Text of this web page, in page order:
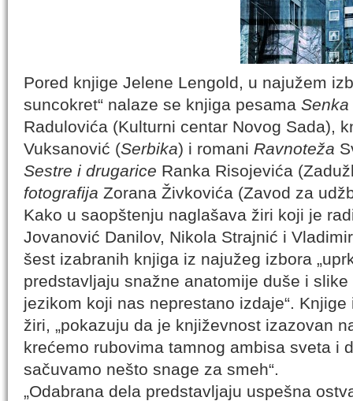
Pored knjige Jelene Lengold, u najužem
suncokret“ nalaze se knjiga pesama
Radulovića (Kulturni centar Novog Sada),
Vuksanović (Serbika) i romani Ravnoteža
Sestre i drugarice Ranka Risojevića
fotografija Zorana Živkovića (Zavod za
Kako u saopštenju naglašava žiri koji je
Jovanović Danilov, Nikola Strajnić i
šest izabranih knjiga iz najužeg izbora
predstavljaju snažne anatomije duše i
jezikom koji nas neprestano izdaje“.
žiri, „pokazuju da je književnost izazovan
krećemo rubovima tamnog ambisa sveta i
sačuvamo nešto snage za smeh“.
„Odabrana dela predstavlјaju uspešna